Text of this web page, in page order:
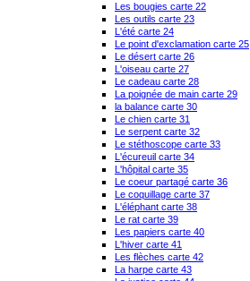
Les bougies carte 22
Les outils carte 23
L'été carte 24
Le point d'exclamation carte 25
Le désert carte 26
L'oiseau carte 27
Le cadeau carte 28
La poignée de main carte 29
la balance carte 30
Le chien carte 31
Le serpent carte 32
Le stéthoscope carte 33
L'écureuil carte 34
L'hôpital carte 35
Le coeur partagé carte 36
Le coquillage carte 37
L'éléphant carte 38
Le rat carte 39
Les papiers carte 40
L'hiver carte 41
Les flèches carte 42
La harpe carte 43